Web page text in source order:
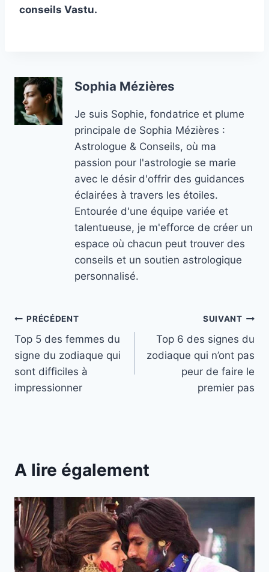
conseils Vastu.
Sophia Mézières
Je suis Sophie, fondatrice et plume
principale de Sophia Mézières :
Astrologue & Conseils, où ma
passion pour l'astrologie se marie
avec le désir d'offrir des guidances
éclairées à travers les étoiles.
Entourée d'une équipe variée et
talentueuse, je m'efforce de créer un
espace où chacun peut trouver des
conseils et un soutien astrologique
personnalisé.
Navigation
de
l’article
PRÉCÉDENT
Top 5 des femmes du
signe du zodiaque qui
sont difficiles à
impressionner
SUIVANT
Top 6 des signes du
zodiaque qui n’ont pas
peur de faire le
premier pas
A lire également